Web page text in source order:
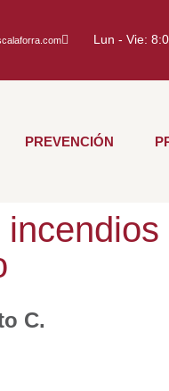
Lun - Vie:
PREVENCIÓN
C.